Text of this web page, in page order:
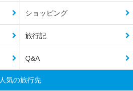
ショッピング
旅行記
Q&A
人気の旅行先